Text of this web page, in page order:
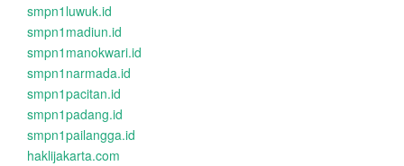
smpn1luwuk.id
smpn1madiun.id
smpn1manokwari.id
smpn1narmada.id
smpn1pacitan.id
smpn1padang.id
smpn1pailangga.id
haklijakarta.com